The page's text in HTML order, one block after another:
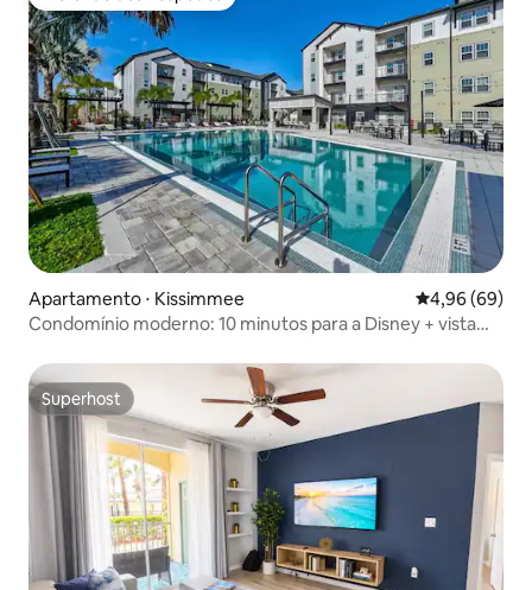
Preferido dos hóspedes
Apartamento ⋅ Kissimmee 4,96 de uma
4,96 (69)
Condomínio moderno: 10 minutos para a Disney + vista
Superhost
Superhost